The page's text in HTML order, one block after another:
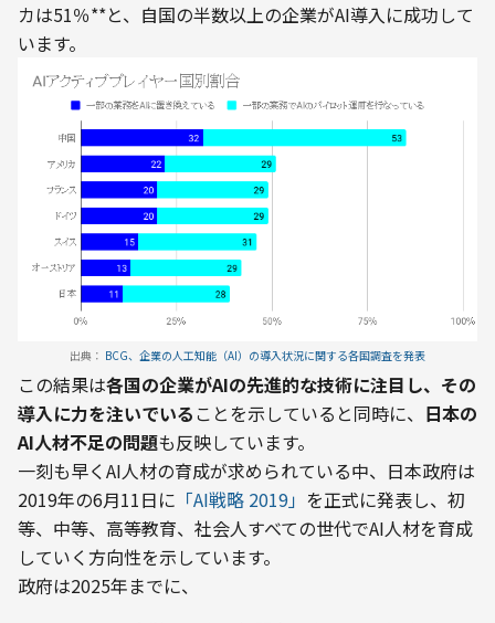
カは51％**と、自国の半数以上の企業がAI導入に成功して
います。
出典：
この結果は各国の企業がAIの先進的な技術に注目し、その
導入に力を注いでいる ことを示していると同時に、 日本の
AI人材不足の問題も反映しています。
一刻も早くAI人材の育成が求められている中、日本政府は
2019年の6月11日に 「AI戦略 2019」 を正式に発表し、初
等、中等、高等教育、社会人すべての世代でAI人材を育成
していく方向性を示しています。
政府は2025年までに、